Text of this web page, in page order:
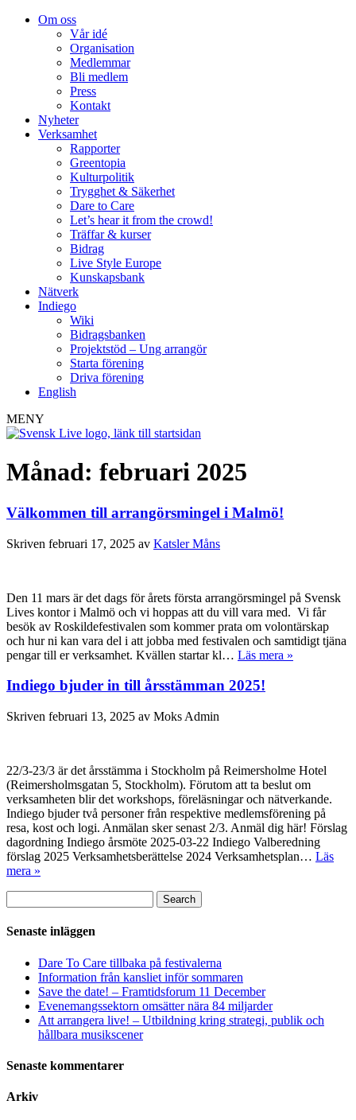
Om oss
Vår idé
Organisation
Medlemmar
Bli medlem
Press
Kontakt
Nyheter
Verksamhet
Rapporter
Greentopia
Kulturpolitik
Trygghet & Säkerhet
Dare to Care
Let’s hear it from the crowd!
Träffar & kurser
Bidrag
Live Style Europe
Kunskapsbank
Nätverk
Indiego
Wiki
Bidragsbanken
Projektstöd – Ung arrangör
Starta förening
Driva förening
English
MENY
Månad: februari 2025
Välkommen till arrangörsmingel i Malmö!
Skriven februari 17, 2025 av Katsler Måns
Den 11 mars är det dags för årets första arrangörsmingel på Svensk
Lives kontor i Malmö och vi hoppas att du vill vara med. Vi får
besök av Roskildefestivalen som kommer prata om volontärskap
och hur ni kan vara del i att jobba med festivalen och samtidigt tjäna
pengar till er verksamhet. Kvällen startar kl… Läs mera »
Indiego bjuder in till årsstämman 2025!
Skriven februari 13, 2025 av Moks Admin
22/3-23/3 är det årsstämma i Stockholm på Reimersholme Hotel
(Reimersholmsgatan 5, Stockholm). Förutom att ta beslut om
verksamheten blir det workshops, föreläsningar och nätverkande.
Indiego bjuder två personer från respektive medlemsförening på
resa, kost och logi. Anmälan sker senast 2/3. Anmäl dig här! Förslag
dagordning Indiego årsmöte 2025-03-22 Indiego Valberedning
förslag 2025 Verksamhetsberättelse 2024 Verksamhetsplan… Läs
mera »
efter:
Search
Senaste inläggen
Dare To Care tillbaka på festivalerna
Information från kansliet inför sommaren
Save the date! – Framtidsforum 11 December
Evenemangssektorn omsätter nära 84 miljarder
Att arrangera live! – Utbildning kring strategi, publik och
hållbara musikscener
Senaste kommentarer
Arkiv